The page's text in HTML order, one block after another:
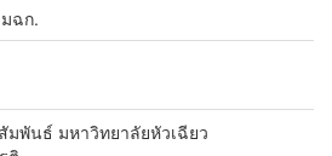
ฉก.
มพันธ์ มหาวิทยาลัยหัวเฉียว